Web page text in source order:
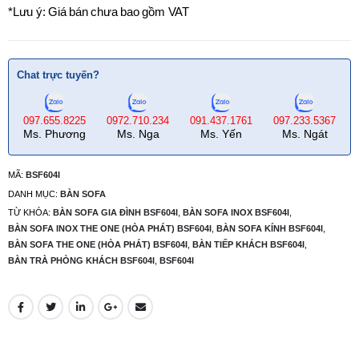
*Lưu ý: Giá bán chưa bao gồm VAT
Chat trực tuyến?
097.655.8225
Ms. Phương
0972.710.234
Ms. Nga
091.437.1761
Ms. Yến
097.233.5367
Ms. Ngát
MÃ: BSF604I
DANH MỤC: BÀN SOFA
TỪ KHÓA: BÀN SOFA GIA ĐÌNH BSF604I BÀN SOFA INOX BSF604I
BÀN SOFA INOX THE ONE (HÒA PHÁT) BSF604I
BÀN SOFA KÍNH BSF604I
BÀN SOFA THE ONE (HÒA PHÁT) BSF604I
BÀN TIẾP KHÁCH BSF604I
BÀN TRÀ PHÒNG KHÁCH BSF604I
BSF604I